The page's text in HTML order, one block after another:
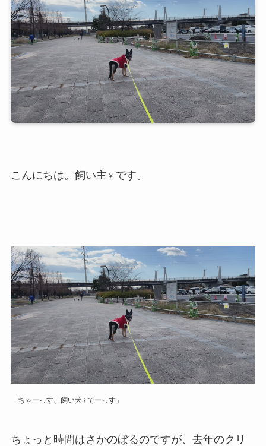
こんにちは。飼い主♀です。
「ちゃーっす、飼い犬♀でーっす」
ちょっと時間はさかのぼるのですが、去年のクリ